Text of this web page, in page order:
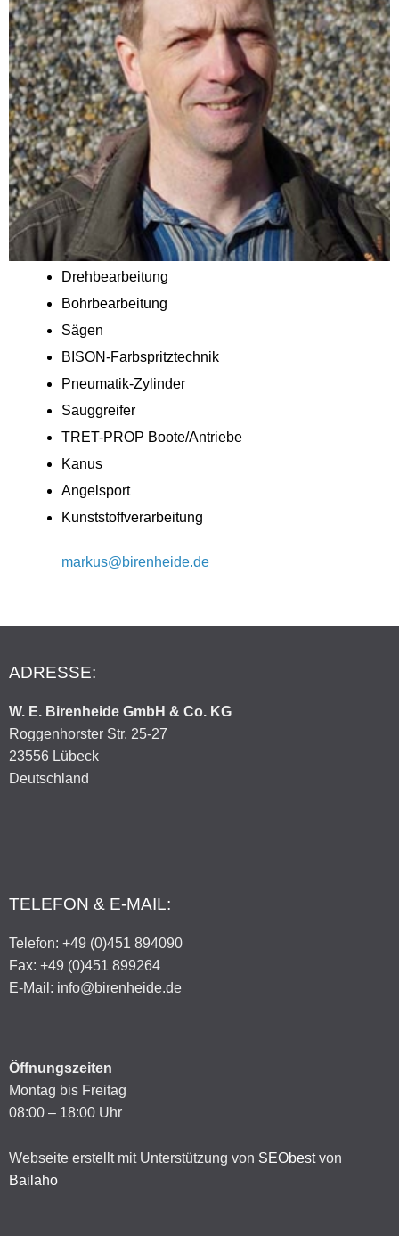
Drehbearbeitung
Bohrbearbeitung
Sägen
BISON-Farbspritztechnik
Pneumatik-Zylinder
Sauggreifer
TRET-PROP Boote/Antriebe
Kanus
Angelsport
Kunststoffverarbeitung
markus@birenheide.de
ADRESSE:
W. E. Birenheide GmbH & Co. KG
Roggenhorster Str. 25-27
23556 Lübeck
Deutschland
TELEFON & E-MAIL:
Telefon: +49 (0)451 894090
Fax: +49 (0)451 899264
E-Mail: info@birenheide.de
Öffnungszeiten
Montag bis Freitag
08:00 – 18:00 Uhr
Webseite erstellt mit Unterstützung von SEObestvon
Bailaho